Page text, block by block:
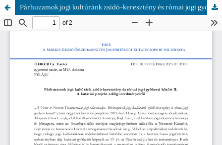
Párhuzamok jogi kultúránk zsidó-keresztény és római jogi gyökerei között II.